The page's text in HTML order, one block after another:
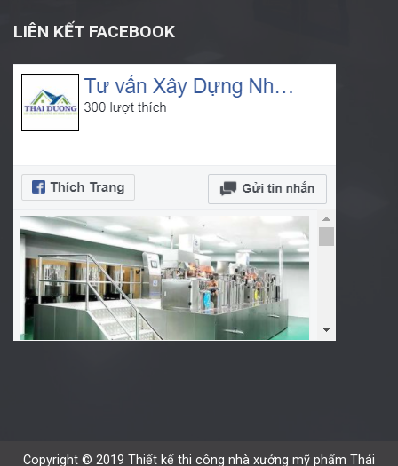
LIÊN KẾT FACEBOOK
Copyright © 2019 Thiết kế thi công nhà xưởng mỹ phẩm Thái